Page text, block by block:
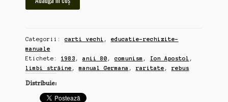
Germana
prin
Rebus,
de
Ion
Apostol,
Categorii:carti vechi , educatie-rechizite-
manuale
Etichete: 1983 ,anii 80 ,comunism , Ion Apostol ,
limbi străine ,manual Germana , raritate , rebus
Distribuie: